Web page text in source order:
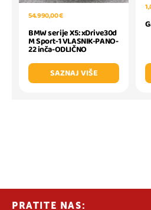
54.990,00 €
BMW serije X5: xDrive30d
M Sport-1 VLASNIK-PANO-
22 inča-ODLIČNO
SAZNAJ VIŠE
PRATITE NAS: